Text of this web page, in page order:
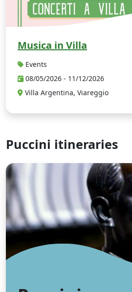
Musica in Villa
Events
08/05/2026 - 11/12/2026
Villa Argentina, Viareggio
Puccini itineraries